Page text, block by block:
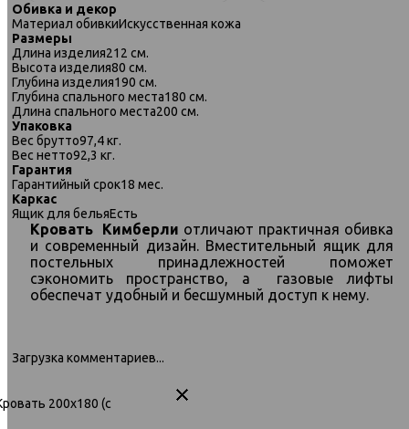
Кимберли 767 Кровать 200х140 (с
основанием) 698 светло-серый
(Malmo 90)
Кимберли 767 Кровать
основанием) 486
Обивка и декор
Материал обивкиИскусственная кожа
Размеры
Длина изделия212 см.
Высота изделия80 см.
Глубина изделия190 см.
Глубина спального места180 см.
Длина спального места200 см.
Упаковка
Вес брутто97,4 кг.
Вес нетто92,3 кг.
Гарантия
Гарантийный срок18 мес.
Каркас
Ящик для бельяЕсть
Кровать Кимберли отличают практичная обивка
и современный дизайн. Вместительный ящик для
постельных принадлежностей поможет
сэкономить пространство, а газовые лифты
обеспечат удобный и бесшумный доступ к нему.
Загрузка комментариев...
200х180 (с